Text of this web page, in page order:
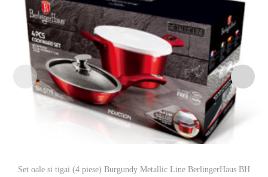
Set oale si tigai (4 piese) Burgundy Metallic Line BerlingerHaus BH